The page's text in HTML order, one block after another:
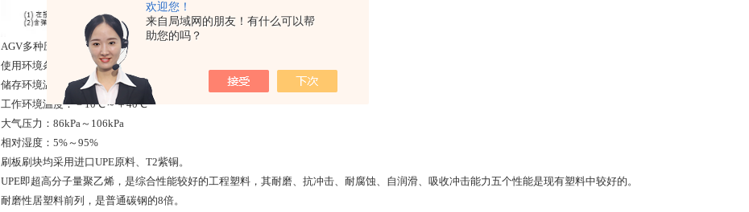
欢迎您！
来自局域网的朋友！有什么可以帮
助您的吗？
AGV多种应用领域不仅对车辆本身、对其电池充电装置也提出了更高的要求。
使用环境条件，常规件通用参数：
储存环境温度：－25℃～＋60℃
工作环境温度：－10℃～＋40℃
大气压力：86kPa～106kPa
相对湿度：5%～95%
刷板刷块均采用进口UPE原料、T2紫铜。
UPE即超高分子量聚乙烯，是综合性能较好的工程塑料，其耐磨、抗冲击、耐腐蚀、自润滑、吸收冲击能力五个性能是现有塑料中较好的。
耐磨性居塑料前列，是普通碳钢的8倍。